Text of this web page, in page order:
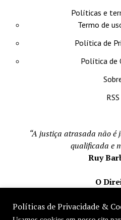
Políticas e
Termo de
Política de
Política de
RSS
“A justiça atrasada não é
qualificada e
Ruy
O
Políticas de Privacidade &